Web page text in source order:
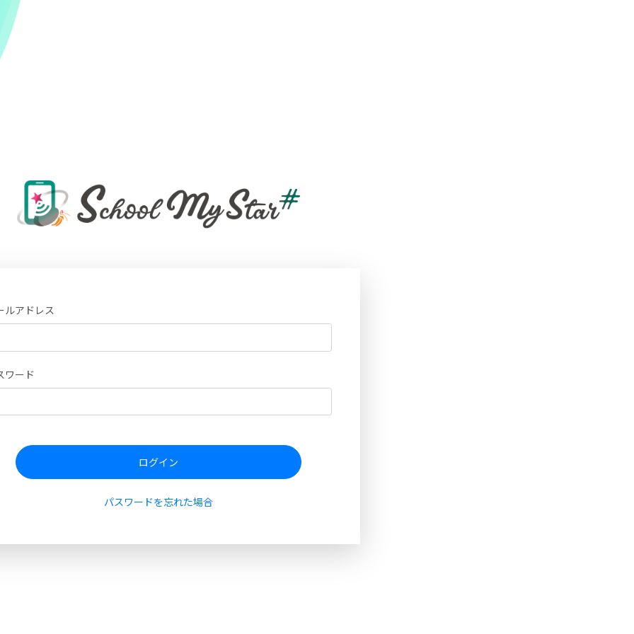
ルアドレス
ワード
ログイン
パスワードを忘れた場合